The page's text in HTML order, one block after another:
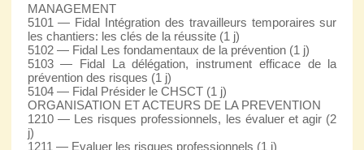
MANAGEMENT
5101 — Fidal Intégration des travailleurs temporaires sur
les chantiers: les clés de la réussite (1 j)
5102 — Fidal Les fondamentaux de la prévention (1 j)
5103 — Fidal La délégation, instrument efficace de la
prévention des risques (1 j)
5104 — Fidal Présider le CHSCT (1 j)
ORGANISATION ET ACTEURS DE LA PREVENTION
1210 — Les risques professionnels, les évaluer et agir (2
j)
1211 — Evaluer les risques professionnels (1 j)